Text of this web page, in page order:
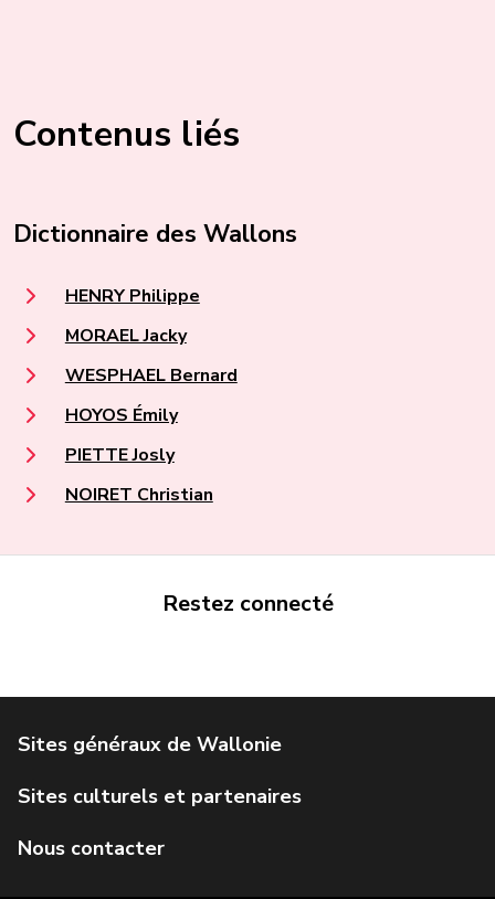
Contenus liés
Dictionnaire des Wallons
HENRY Philippe
MORAEL Jacky
WESPHAEL Bernard
HOYOS Émily
PIETTE Josly
NOIRET Christian
Restez connecté
Service public de Wallonie
Géoportail de la Wallonie
IWEPS
Agence Wallonne du Patrimoine